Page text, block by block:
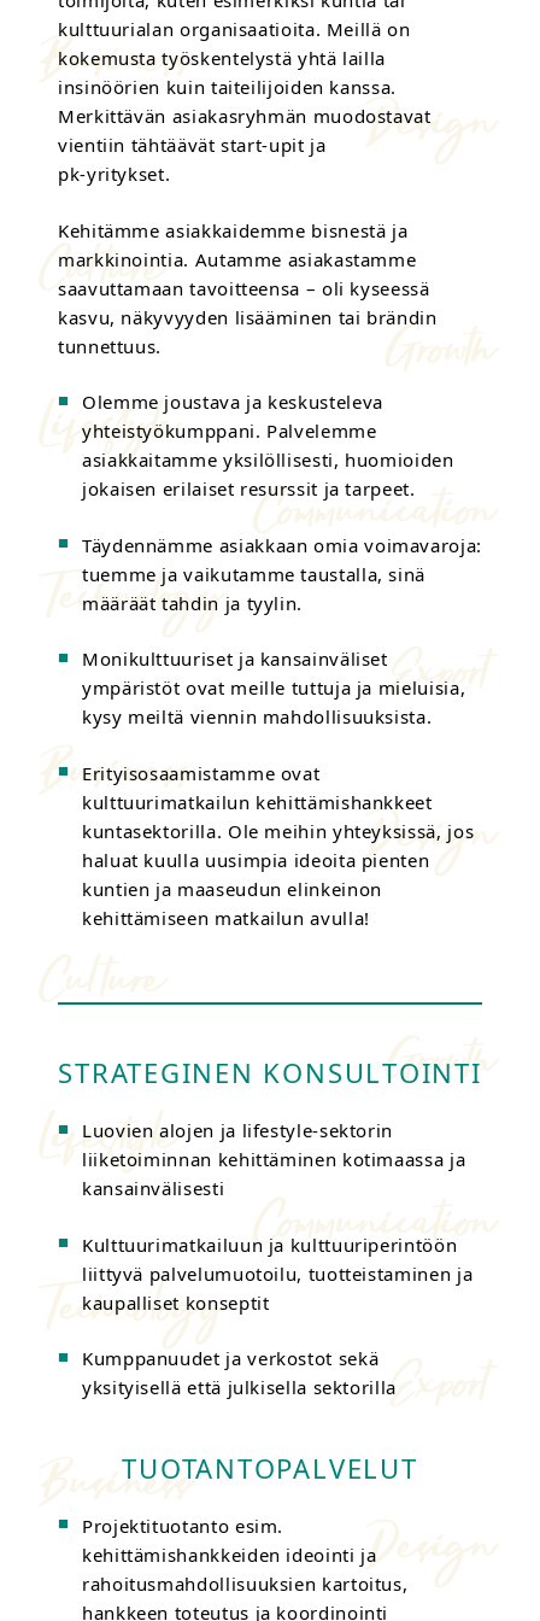
kulttuurialan organisaatioita. Meillä on
kokemusta työskentelystä yhtä lailla
insinöörien kuin taiteilijoiden kanssa.
Merkittävän asiakasryhmän muodostavat
vientiin tähtäävät start-upit ja
pk-yritykset.
Kehitämme asiakkaidemme bisnestä ja
markkinointia. Autamme asiakastamme
saavuttamaan tavoitteensa – oli kyseessä
kasvu, näkyvyyden lisääminen tai brändin
tunnettuus.
Olemme joustava ja keskusteleva
yhteistyökumppani. Palvelemme
asiakkaitamme yksilöllisesti, huomioiden
jokaisen erilaiset resurssit ja tarpeet.
Täydennämme asiakkaan omia voimavaroja:
tuemme ja vaikutamme taustalla, sinä
määräät tahdin ja tyylin.
Monikulttuuriset ja kansainväliset
ympäristöt ovat meille tuttuja ja mieluisia,
kysy meiltä viennin mahdollisuuksista.
Erityisosaamistamme ovat
kulttuurimatkailun kehittämishankkeet
kuntasektorilla. Ole meihin yhteyksissä, jos
haluat kuulla uusimpia ideoita pienten
kuntien ja maaseudun elinkeinon
kehittämiseen matkailun avulla!
STRATEGINEN KONSULTOINTI
Luovien alojen ja lifestyle-sektorin
liiketoiminnan kehittäminen kotimaassa ja
kansainvälisesti
Kulttuurimatkailuun ja kulttuuriperintöön
liittyvä palvelumuotoilu, tuotteistaminen ja
kaupalliset konseptit
Kumppanuudet ja verkostot sekä
yksityisellä että julkisella sektorilla
TUOTANTOPALVELUT
Projektituotanto esim.
kehittämishankkeiden ideointi ja
rahoitusmahdollisuuksien kartoitus,
hankkeen toteutus ja koordinointi